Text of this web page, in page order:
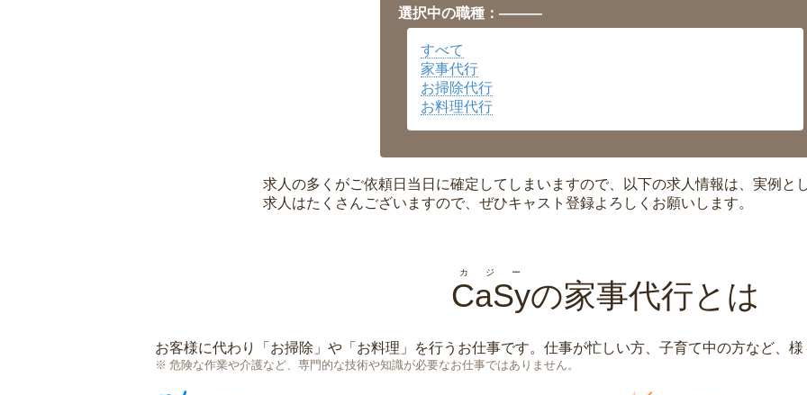
福井県 ▼
岡山県 ▼
広島県
沖縄県 ▼
選択中の職種：———
すべて
家事代行
お掃除代行
お料理代行
求人の多くがご依頼日当日に確定してしまいますので、以下の求人情報は、実例と
求人はたくさんございますので、ぜひキャスト登録よろしくお願いします。
CaSy
カジー
の家事代行とは
お客様に代わり「 お掃除 」や「 お料理 」を行うお仕事です。仕事が忙しい方、子育て中の方など、
危険な作業や介護など、専門的な技術や知識が必要なお仕事ではありません。